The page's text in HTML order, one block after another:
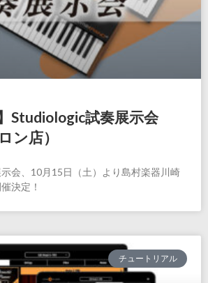
Studiologic試奏展示会
ン店）
会、10月15日（土）より島村楽器川崎
決定！
チュートリアル